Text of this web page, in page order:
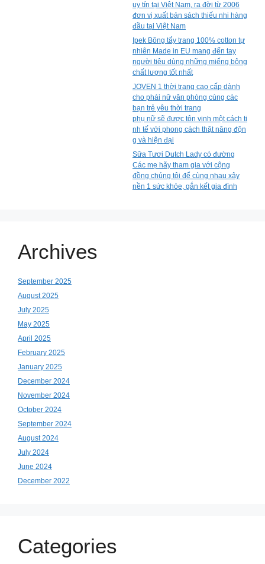
uy tín tại Việt Nam, ra đời từ 2006
đơn vị xuất bản sách thiếu nhi hàng
đầu tại Việt Nam
Ipek Bông tẩy trang 100% cotton tự
nhiên Made in EU mang đến tay
người tiêu dùng những miếng bông
chất lượng tốt nhất
JOVEN 1 thời trang cao cấp dành
cho phái nữ văn phòng cùng các
bạn trẻ yêu thời trang
phụ nữ sẽ được tôn vinh một cách ti
nh tế với phong cách thật năng độn
g và hiện đại
Sữa Tươi Dutch Lady có đường
Các mẹ hãy tham gia với cộng
đồng chúng tôi để cùng nhau xây
nền 1 sức khỏe, gắn kết gia đình
Archives
September 2025
August 2025
July 2025
May 2025
April 2025
February 2025
January 2025
December 2024
November 2024
October 2024
September 2024
August 2024
July 2024
June 2024
December 2022
Categories